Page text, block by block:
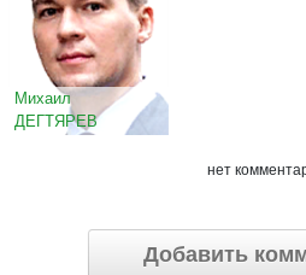
Михаил
ДЕГТЯРЕВ
нет
Добавить